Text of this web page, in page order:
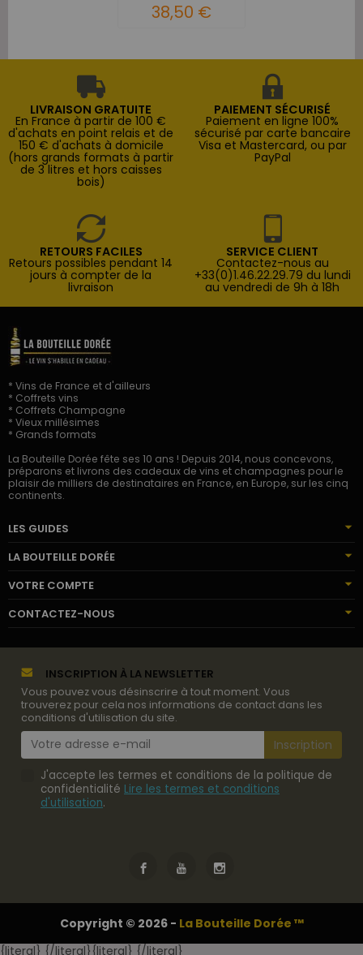
38,50 €
LIVRAISON GRATUITE
En France à partir de 100 €
d'achats en point relais et de
150 € d'achats à domicile
(hors grands formats à partir
de 3 litres et hors caisses
bois)
PAIEMENT SÉCURISÉ
Paiement en ligne 100%
sécurisé par carte bancaire
Visa et Mastercard, ou par
PayPal
RETOURS FACILES
Retours possibles pendant 14
jours à compter de la
livraison
SERVICE CLIENT
Contactez-nous au
+33(0)1.46.22.29.79 du lundi
au vendredi de 9h à 18h
* Vins de France et d'ailleurs
* Coffrets vins
* Coffrets Champagne
* Vieux millésimes
* Grands formats
La Bouteille Dorée fête ses 10 ans ! Depuis 2014, nous concevons,
préparons et livrons des cadeaux de vins et champagnes pour le
plaisir de milliers de destinataires en France, en Europe, sur les cinq
continents.
LES GUIDES
LA BOUTEILLE DORÉE
VOTRE COMPTE
CONTACTEZ-NOUS
INSCRIPTION À LA NEWSLETTER
Vous pouvez vous désinscrire à tout moment. Vous
trouverez pour cela nos informations de contact dans les
conditions d'utilisation du site.
J'accepte les termes et conditions de la politique de
confidentialité Lire les termes et conditions
d'utilisation.
Copyright © 2026 - La Bouteille Dorée ™
{literal} {/literal} {literal} {/literal}